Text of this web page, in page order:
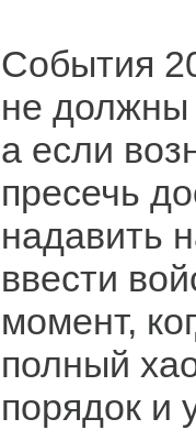
События
не должны
а если
пресечь
надавить
ввести
момент,
полный
порядок и